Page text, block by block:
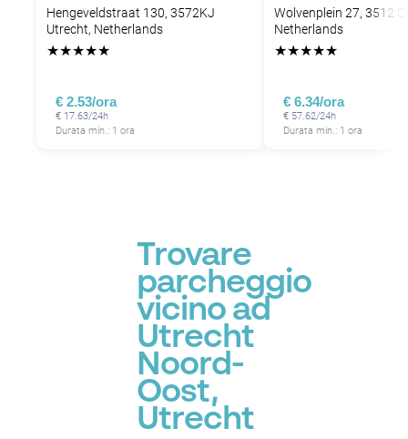
Hengeveldstraat 130, 3572KJ
Utrecht, Netherlands
★★★★★
€ 2.53/ora
€ 17.63/24h
Durata min.: 1 ora
Wolvenplein 27, 3512
Netherlands
★★★★★
€ 6.34/ora
€ 57.62/24h
Durata min.: 1 ora
Trovare
parcheggio
vicino ad
Utrecht
Noord-
Oost,
Utrecht